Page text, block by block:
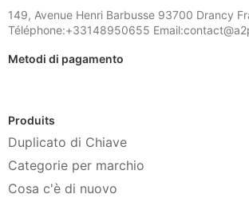
149, Avenue Henri Barbusse 93700 Drancy
Téléphone:+33148950655
Metodi di pagamento
Produits
Duplicato di Chiave
Categorie per marchio
Cosa c'è di nuovo